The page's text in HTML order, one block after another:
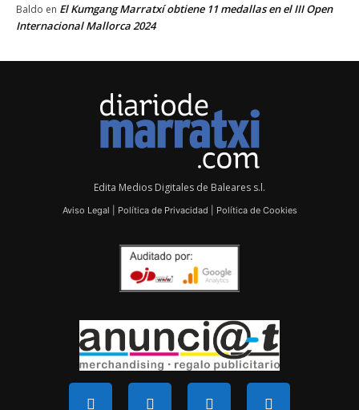
Baldo en El Kumgang Marratxí obtiene 11 medallas en el III Open
Internacional Mallorca 2024
Edita Medios Digitales de Baleares s.l.
Aviso Legal Política de Privacidad Política de Cookies